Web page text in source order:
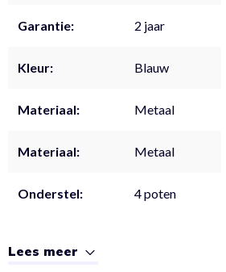
Garantie: 2 jaar
Kleur: Blauw
Materiaal: Metaal
Materiaal: Metaal
Onderstel: 4 poten
Lees meer